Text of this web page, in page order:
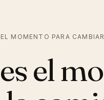
MOMENTO PARA
el